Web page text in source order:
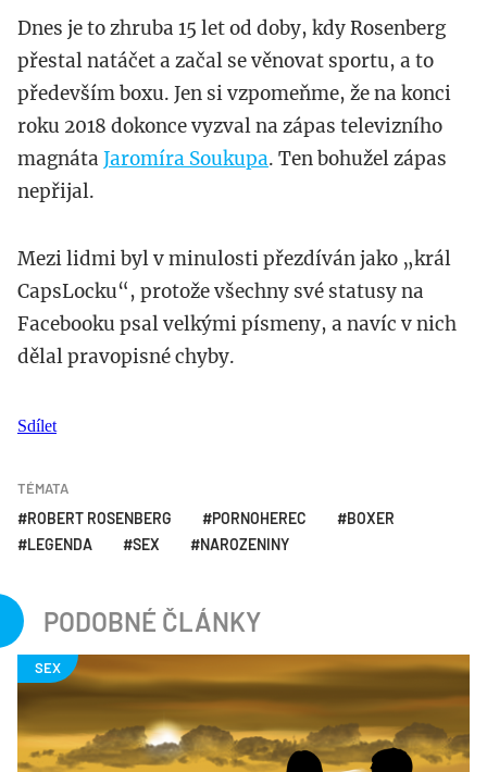
Dnes je to zhruba 15 let od doby, kdy Rosenberg
přestal natáčet a začal se věnovat sportu, a to
především boxu. Jen si vzpomeňme, že na konci
roku 2018 dokonce vyzval na zápas televizního
magnáta Jaromíra Soukupa. Ten bohužel zápas
nepřijal.
Mezi lidmi byl v minulosti přezdíván jako „král
CapsLocku“, protože všechny své statusy na
Facebooku psal velkými písmeny, a navíc v nich
dělal pravopisné chyby.
Sdílet
TÉMATA
ROBERT ROSENBERG PORNOHEREC
BOXER
LEGENDA
SEX NAROZENINY
PODOBNÉ ČLÁNKY